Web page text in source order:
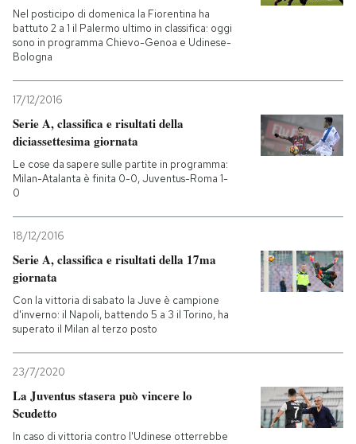
Nel posticipo di domenica la Fiorentina ha
battuto 2 a 1 il Palermo ultimo in classifica: oggi
sono in programma Chievo-Genoa e Udinese-
Bologna
17/12/2016
Serie A, classifica e risultati della
diciassettesima giornata
Le cose da sapere sulle partite in programma:
Milan-Atalanta è finita 0-0, Juventus-Roma 1-
0
18/12/2016
Serie A, classifica e risultati della 17ma
giornata
Con la vittoria di sabato la Juve è campione
d'inverno: il Napoli, battendo 5 a 3 il Torino, ha
superato il Milan al terzo posto
23/7/2020
La Juventus stasera può vincere lo
Scudetto
In caso di vittoria contro l'Udinese otterrebbe